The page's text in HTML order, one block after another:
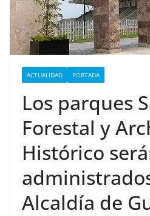
ACTUALIDAD PORTADA
Los parques
Forestal y
Histórico
Alcaldía de